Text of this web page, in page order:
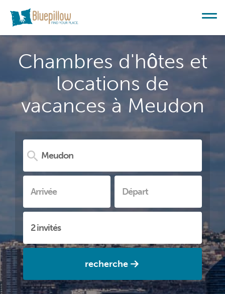
Chambres d'hôtes et
locations de
vacances à Meudon
recherche